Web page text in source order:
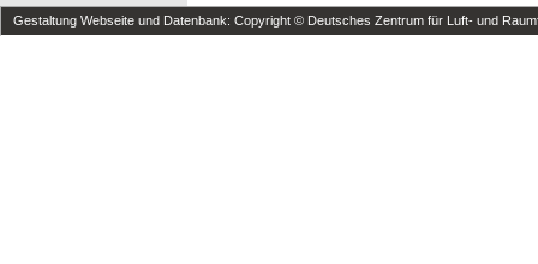
Gestaltung Webseite und Datenbank: Copyright © Deutsches Zentrum für Luft- und